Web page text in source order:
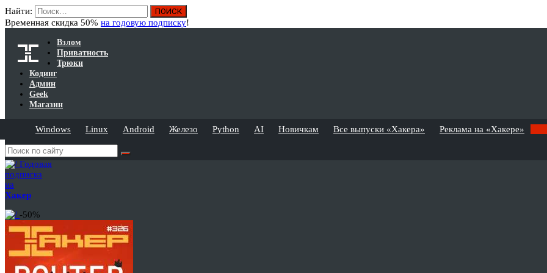
Найти:
Временная скидка 50% на годовую подписку!
Взлом
Приватность
Трюки
Кодинг
Админ
Geek
Магазин
Windows Linux Android Железо Python AI Новичкам Все выпуски «Хакера» Реклама на «Хакере»
Годовая
подписка
на
Хакер
-50%